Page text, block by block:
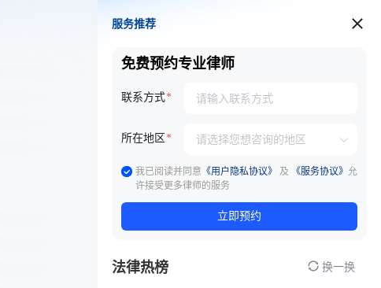
服务推荐
服务推荐
免费预约专业律师
联系方式
所在地区
我已阅读并同意 《用户隐私协议》 及 《服务协议》 允
许接受更多律师的服务
立即预约
法律热榜 换一换